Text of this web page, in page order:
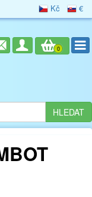
Kč €
0